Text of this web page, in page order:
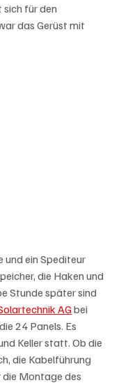
für den
das Gerüst mit
und ein Spediteur
die Haken und
Stunde später sind
AG bei
24 Panels. Es
Keller statt. Ob die
die Kabelführung
die Montage des